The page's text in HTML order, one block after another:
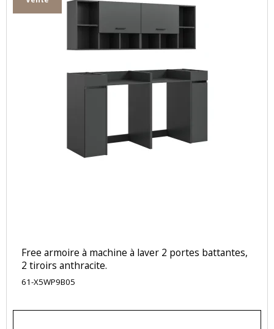
Free armoire à machine à laver 2 portes battantes,
2 tiroirs anthracite.
61-X5WP9B05